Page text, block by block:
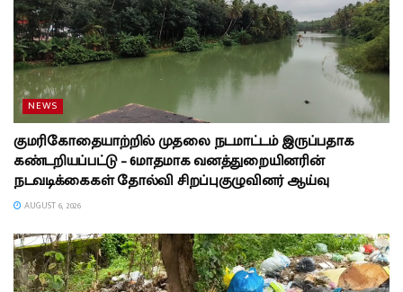
NEWS
குமரிகோதையாற்றில் முதலை நடமாட்டம் இருப்பதாக
கண்டறியப்பட்டு – 6மாதமாக வனத்துறையினரின்
நடவடிக்கைகள் தோல்வி சிறப்புகுழுவினர் ஆய்வு
AUGUST 6, 2026